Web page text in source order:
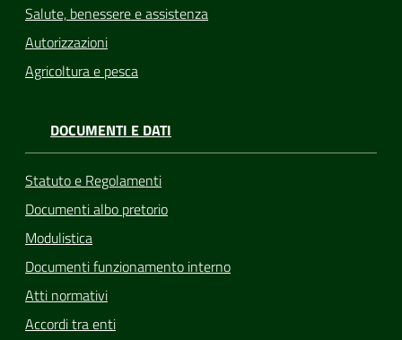
Salute, benessere e assistenza
Autorizzazioni
Agricoltura e pesca
DOCUMENTI E DATI
Statuto e Regolamenti
Documenti albo pretorio
Modulistica
Documenti funzionamento interno
Atti normativi
Accordi tra enti